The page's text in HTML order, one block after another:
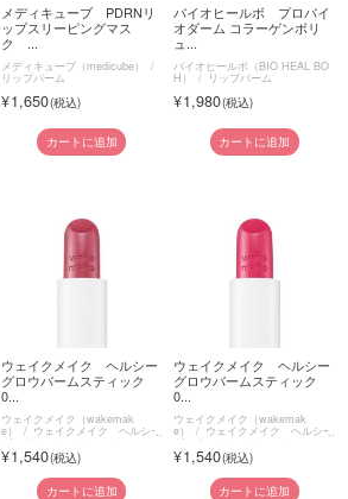
メディキューブ PDRNリ
ップスリーピングマス
ク ...
メディキューブ（medicube）
リップバーム
1,650
カートに追加
バイオヒールボ プロバイ
オダーム コラーゲンボリ
ュ...
バイオヒールボ（BIO HEAL BO
H） リップバーム
1,980
カートに追加
ウェイクメイク ヘルシー
グロウバームスティック
0...
ウェイクメイク（wakemak
e） ウェイクメイク ヘルシー
グロウバームスティック
1,540
カートに追加
ウェイクメイク ヘルシー
グロウバームスティック
0...
ウェイクメイク（wakemak
e） ウェイクメイク ヘルシー
グロウバームスティック
1,540
カートに追加